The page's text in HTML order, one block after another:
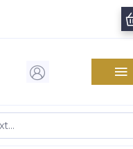
vás, co
o novinkách v interiérovém